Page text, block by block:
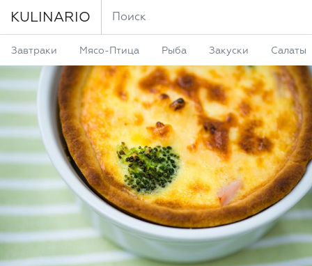
KULINARIO
Завтраки Мясо-Птица Рыба Закуски Салаты